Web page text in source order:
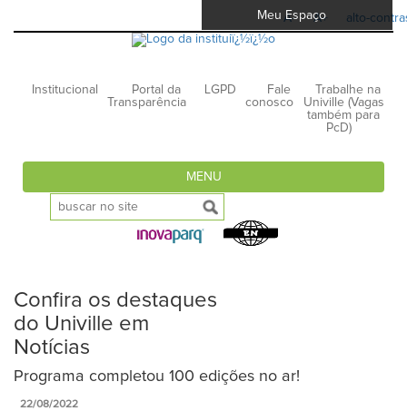
A- A+ alto-
Meu Espaço
Institucional
Portal da
Transparência
LGPD
Fale
conosco
Trabalhe na
Univille (Vagas
também para
PcD)
MENU
Confira os destaques
do Univille em
Notícias
Programa completou 100 edições no ar!
22/08/2022